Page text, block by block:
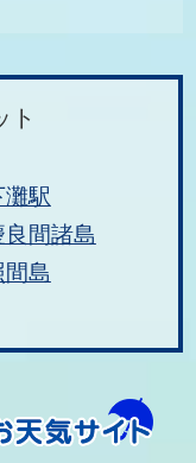
ト
灘駅
良間諸島
島